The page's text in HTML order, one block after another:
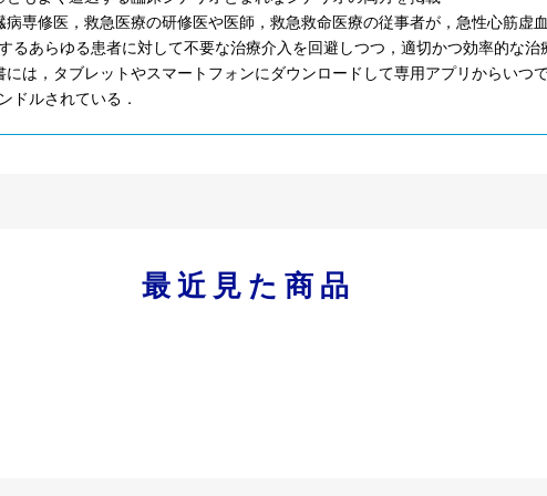
病専修医，救急医療の研修医や医師，救急救命医療の従事者が，急性心筋虚
るあらゆる患者に対して不要な治療介入を回避しつつ，適切かつ効率的な治
には，タブレットやスマートフォンにダウンロードして専用アプリからいつ
ドルされている．
最近見た商品